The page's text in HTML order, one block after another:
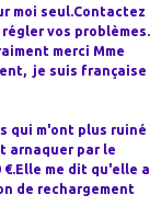
moi seul.Contactez
vos problèmes.
merci Mme
je suis française
qui m'ont plus ruiné
arnaquer par le
€.Elle me dit qu'elle a
de rechargement